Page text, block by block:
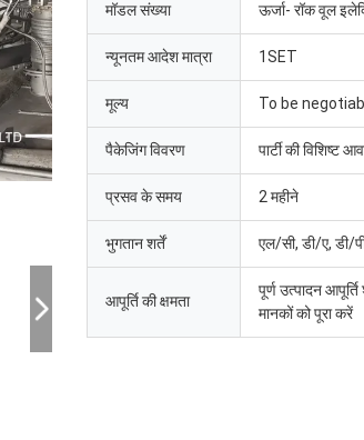
मॉडल संख्या ऊर्जा- रॉक वूल
न्यूनतम आदेश मात्रा 1SET
मूल्य To be
पैकेजिंग विवरण पार्टी की
प्रसव के समय 2 महीने
भुगतान शर्तें एल/सी, डी/ए, डी/
आपूर्ति की क्षमता
पूर्ण उत्पादन
मानकों को पूरा करें